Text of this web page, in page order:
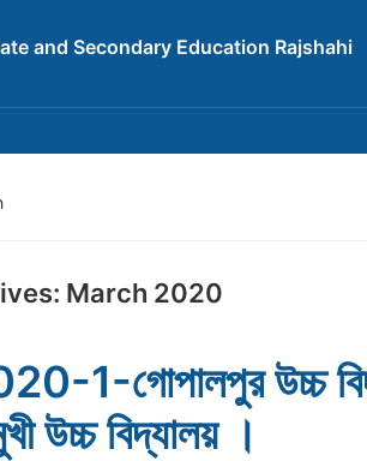
and Secondary Education Rajshahi
March 2020
1-গোপালপুর উচ্চ
উচ্চ বিদ্যালয় ।